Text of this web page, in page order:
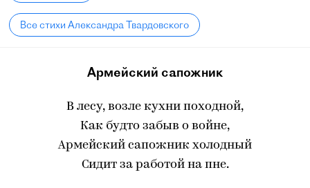
Все стихи Александра Твардовского
Армейский сапожник
В лесу, возле кухни походной,
Как будто забыв о войне,
Армейский сапожник холодный
Сидит за работой на пне.